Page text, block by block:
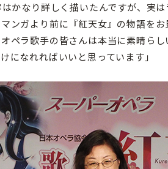
かなり詳しく描いたんですが、実
ンガより前に『紅天女』の物語を
ペラ歌手の皆さんは本当に素晴ら
になれればいいと思っています」